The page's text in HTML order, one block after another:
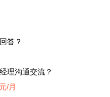
答？
理沟通交流？
/月